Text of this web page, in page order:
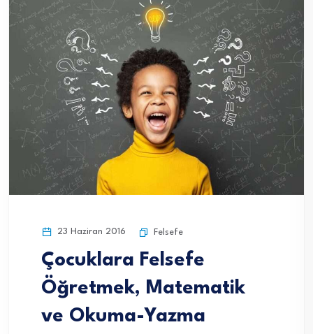
23 Haziran 2016 Felsefe
Çocuklara Felsefe
Öğretmek, Matematik
ve Okuma-Yazma